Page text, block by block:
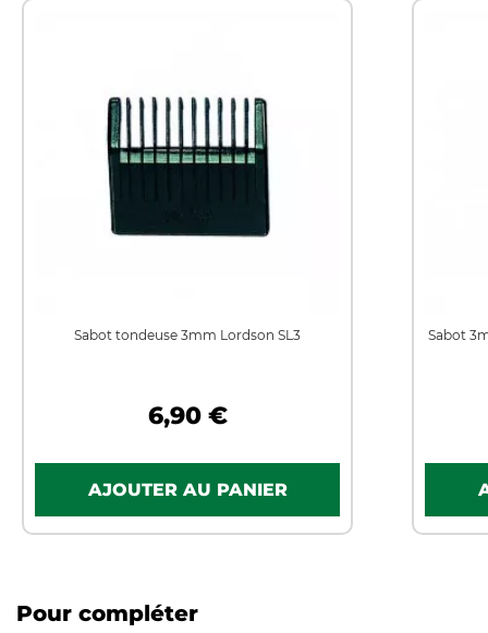
Sabot tondeuse 3mm Lordson SL3
6,90 €
Sabot
Pour compléter